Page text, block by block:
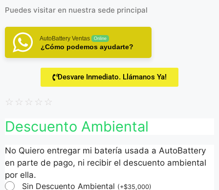
Puedes visitar en nuestra sede principal
AutoBattery Ventas Online
¿Cómo podemos ayudarte?
Desvare Inmediato. Llámanos Ya!
☆ ☆ ☆ ☆ ☆
Descuento Ambiental
No Quiero entregar mi batería usada a AutoBattery
en parte de pago, ni recibir el descuento ambiental
por ella.
Sin Descuento Ambiental (+$35,000)